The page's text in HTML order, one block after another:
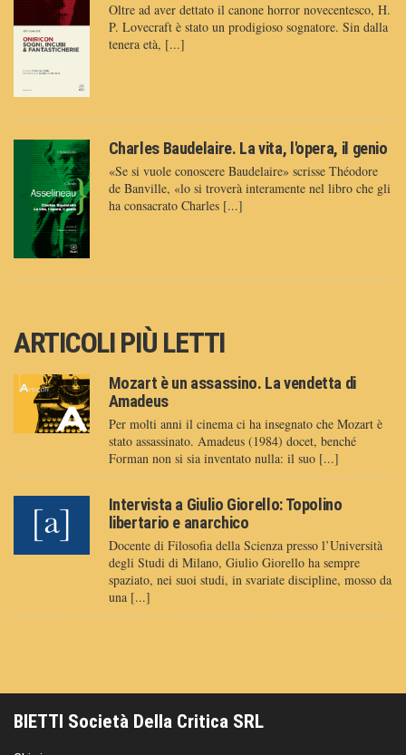
Oltre ad aver dettato il canone horror novecentesco, H.
P. Lovecraft è stato un prodigioso sognatore. Sin dalla
tenera età, [...]
Charles Baudelaire. La vita, l'opera, il genio
«Se si vuole conoscere Baudelaire» scrisse Théodore
de Banville, «lo si troverà interamente nel libro che gli
ha consacrato Charles [...]
ARTICOLI PIÙ LETTI
Mozart è un assassino. La vendetta di
Amadeus
Per molti anni il cinema ci ha insegnato che Mozart è
stato assassinato. Amadeus (1984) docet, benché
Forman non si sia inventato nulla: il suo [...]
Intervista a Giulio Giorello: Topolino
libertario e anarchico
Docente di Filosofia della Scienza presso l’Università
degli Studi di Milano, Giulio Giorello ha sempre
spaziato, nei suoi studi, in svariate discipline, mosso da
una [...]
BIETTI Società Della Critica SRL